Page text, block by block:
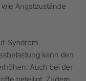
Angstzustände
Syndrom
kann den
Auch bei der